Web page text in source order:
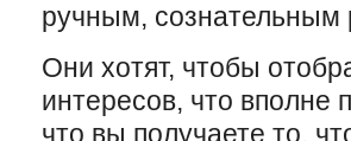
ручным,
Они хотят, чтобы
интересов, что
что вы получаете то,